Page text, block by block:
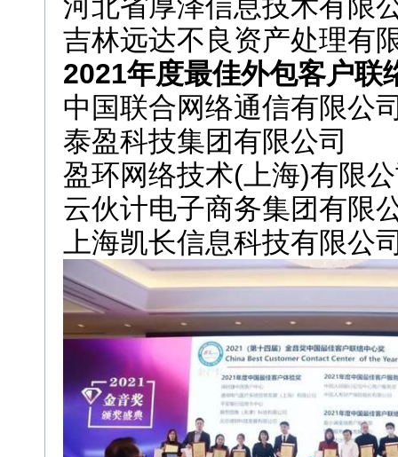
吉林远达不良资产处理有
2021年度最佳外包客户联
中国联合网络通信有限公
泰盈科技集团有限公司
盈环网络技术(上海)有限
云伙计电子商务集团有限
上海凯长信息科技有限公